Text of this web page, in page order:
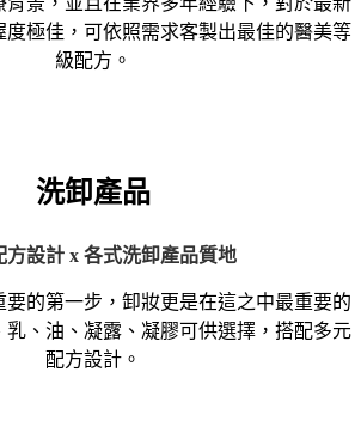
度極佳，可依照需求客製出最佳的醫美等
級配方。
洗卸產品
方設計 x 各式洗卸產品質地
的第一步，卸妝更是在這之中最重要的
乳、油、凝露、凝膠可供選擇，搭配多元
配方設計。